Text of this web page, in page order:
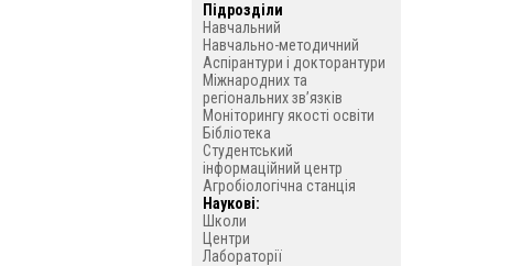
Підрозділи
Навчальний
Навчально-методичний
Аспірантури і докторантури
Міжнародних та
регіональних зв’язків
Моніторингу якості освіти
Бібліотека
Студентський
інформаційний центр
Агробіологічна станція
Наукові:
Школи
Центри
Лабораторії